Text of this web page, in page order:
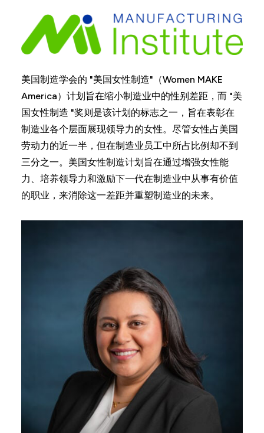
美国制造学会的 "美国女性制造"（Women MAKE
America）计划旨在缩小制造业中的性别差距，而 "美
国女性制造 "奖则是该计划的标志之一，旨在表彰在
制造业各个层面展现领导力的女性。尽管女性占美国
劳动力的近一半，但在制造业员工中所占比例却不到
三分之一。美国女性制造计划旨在通过增强女性能
力、培养领导力和激励下一代在制造业中从事有价值
的职业，来消除这一差距并重塑制造业的未来。